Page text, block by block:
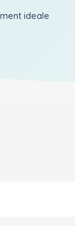
ideale